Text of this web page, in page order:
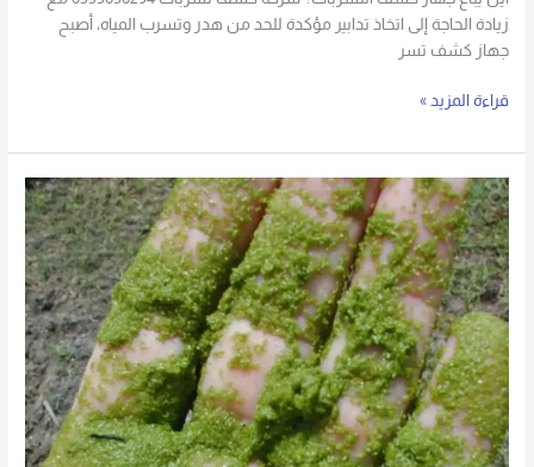
زيادة الحاجة إلى اتخاذ تدابير مؤكدة للحد من هدر وتسرب المياه، أصبح
جهاز كشف تسر
قراءة المزيد »
كيفية
التخلص
من
الطحالب
الخضراء
في
خزان
الماء؟